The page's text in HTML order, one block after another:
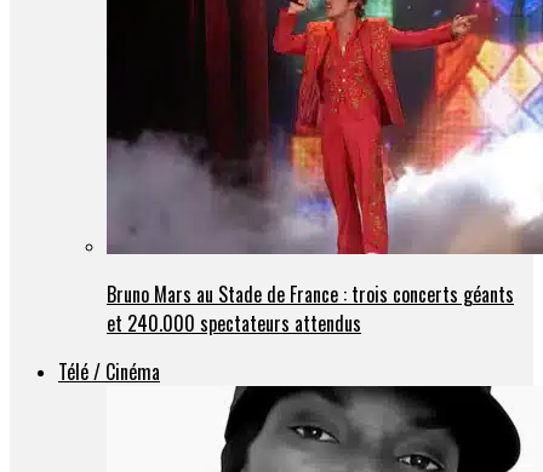
Bruno Mars au Stade de France : trois concerts géants
et 240.000 spectateurs attendus
Télé / Cinéma